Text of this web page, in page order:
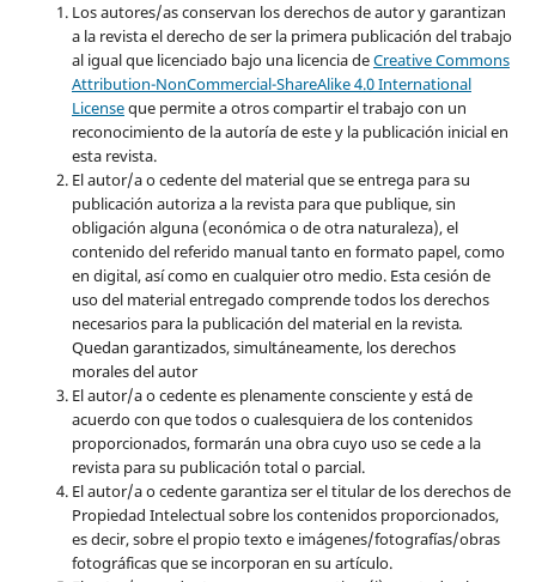
Los autores/as conservan los derechos de autor y garantizan
a la revista el derecho de ser la primera publicación del trabajo
al igual que licenciado bajo una licencia deCreative Commons
Attribution-NonCommercial-ShareAlike 4.0 International
Licenseque permite a otros compartir el trabajo con un
reconocimiento de la autoría de este y la publicación inicial en
esta revista.
El autor/a o cedente del material que se entrega para su
publicación autoriza a la revista para que publique, sin
obligación alguna (económica o de otra naturaleza), el
contenido del referido manual tanto en formato papel, como
en digital, así como en cualquier otro medio. Esta cesión de
uso del material entregado comprende todos los derechos
necesarios para la publicación del material en la revista.
Quedan garantizados, simultáneamente, los derechos
morales del autor
El autor/a o cedente es plenamente consciente y está de
acuerdo con que todos o cualesquiera de los contenidos
proporcionados, formarán una obra cuyo uso se cede a la
revista para su publicación total o parcial.
El autor/a o cedente garantiza ser el titular de los derechos de
Propiedad Intelectual sobre los contenidos proporcionados,
es decir, sobre el propio texto e imágenes/fotografías/obras
fotográficas que se incorporan en su artículo.